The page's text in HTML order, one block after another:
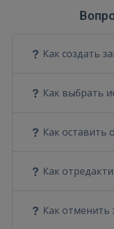
Как создать
Как выбрать
Как оставить
Как
Как отменить